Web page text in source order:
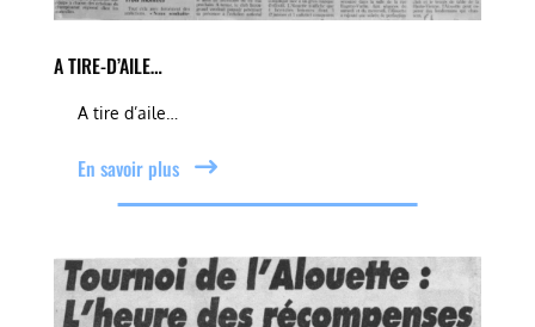
A TIRE-D’AILE…
A tire d’aile…
En savoir plus